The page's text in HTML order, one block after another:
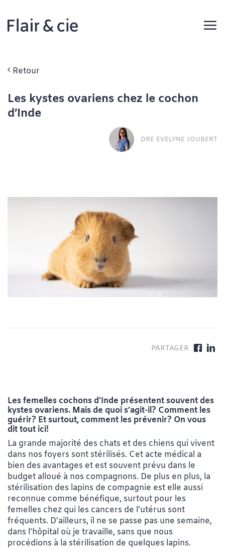
contenu
Retour
Les kystes ovariens chez le cochon
d’Inde
DRE EVELYNE JOUBERT
Les femelles cochons d’Inde présentent souvent des
kystes ovariens. Mais de quoi s’agit-il? Comment les
guérir? Et surtout, comment les prévenir? On vous
dit tout ici!
La grande majorité des chats et des chiens qui vivent
dans nos foyers sont stérilisés. Cet acte médical a
bien des avantages et est souvent prévu dans le
budget alloué à nos compagnons. De plus en plus, la
stérilisation des lapins de compagnie est elle aussi
reconnue comme bénéfique, surtout pour les
femelles chez qui les cancers de l’utérus sont
fréquents. D’ailleurs, il ne se passe pas une semaine,
dans l’hôpital où je travaille, sans que nous
procédions à la stérilisation de quelques lapins.